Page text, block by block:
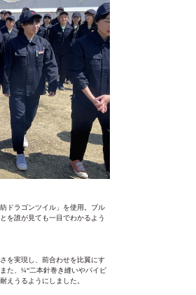
ドラゴンツイル」を使用。ブル
を誰が見ても一目でわかるよう
を実現し、前合わせを比翼にす
た、¼“二本針巻き縫いやパイピ
えうるようにしました。